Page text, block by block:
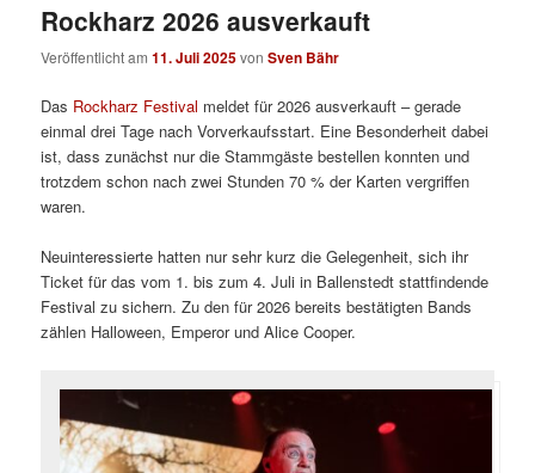
Rockharz 2026 ausverkauft
Veröffentlicht am11. Juli 2025vonSven Bähr
Das Rockharz Festival meldet für 2026 ausverkauft – gerade
einmal drei Tage nach Vorverkaufsstart. Eine Besonderheit dabei
ist, dass zunächst nur die Stammgäste bestellen konnten und
trotzdem schon nach zwei Stunden 70 % der Karten vergriffen
waren.
Neuinteressierte hatten nur sehr kurz die Gelegenheit, sich ihr
Ticket für das vom 1. bis zum 4. Juli in Ballenstedt stattfindende
Festival zu sichern. Zu den für 2026 bereits bestätigten Bands
zählen Halloween, Emperor und Alice Cooper.